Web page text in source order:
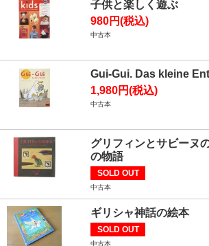
子供と楽しく遊ぶ
980円(税込)
中古本
Gui-Gui. Das kleine
1,980円(税込)
中古本
グリフィンとサビーヌ
の物語
SOLD OUT
中古本
ギリシャ神話の絵本
SOLD OUT
中古本